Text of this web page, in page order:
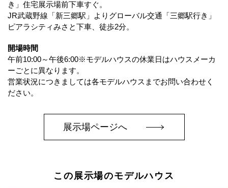
き」住宅展示場前下車すぐ。
JR武蔵野線「新三郷駅」よりグローバル交通「三郷駅行き」
ピアラシティみさと下車、徒歩2分。
開場時間
午前10:00～午後6:00※モデルハウスの休業日はハウスメーカ
ーごとに異なります。
営業状況につきましては各モデルハウスまでお問い合わせく
ださい。
展示場ページへ
この展示場のモデルハウス